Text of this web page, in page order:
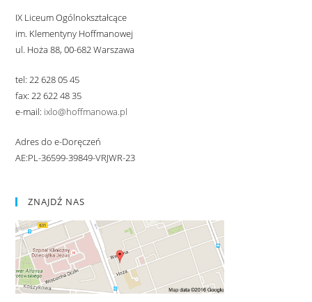
IX Liceum Ogólnokształcące
im. Klementyny Hoffmanowej
ul. Hoża 88, 00-682 Warszawa
tel: 22 628 05 45
fax: 22 622 48 35
e-mail: ixlo@hoffmanowa.pl
Adres do e-Doręczeń
AE:PL-36599-39849-VRJWR-23
ZNAJDŹ NAS